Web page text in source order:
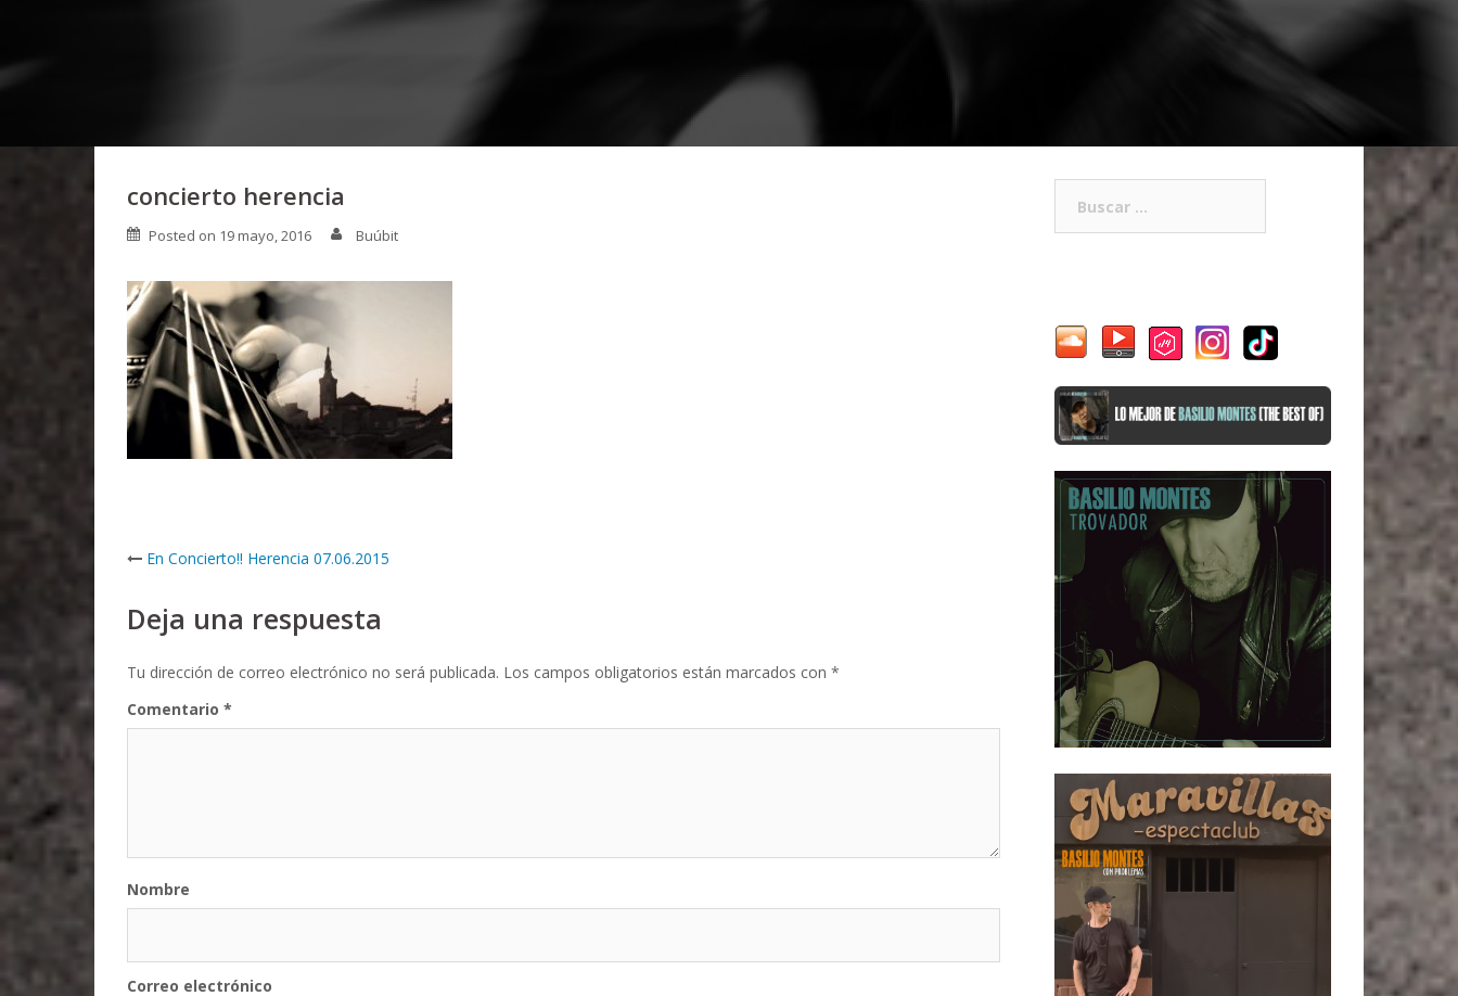
concierto herencia
Posted on 19 mayo, 2016 Buúbit
PostEn Concierto!! Herencia 07.06.2015
Deja una respuesta
Tu dirección de correo electrónico no será publicada. Los campos obligatorios están marcados con *
Comentario *
Nombre
Correo electrónico